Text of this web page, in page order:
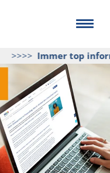
>>>>Immer top